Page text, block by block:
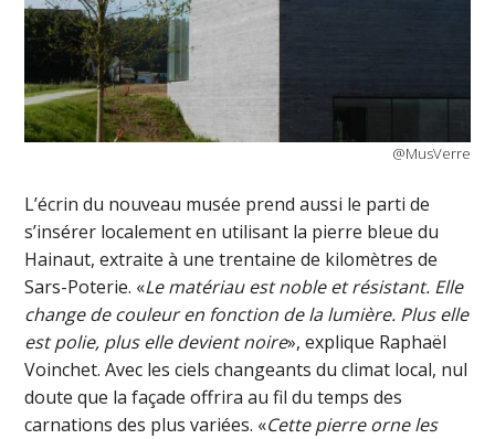
@MusVerre
L’écrin du nouveau musée prend aussi le parti de
s’insérer localement en utilisant la pierre bleue du
Hainaut, extraite à une trentaine de kilomètres de
Sars-Poterie. «Le matériau est noble et résistant. Elle
change de couleur en fonction de la lumière. Plus elle
est polie, plus elle devient noire», explique Raphaël
Voinchet. Avec les ciels changeants du climat local, nul
doute que la façade offrira au fil du temps des
carnations des plus variées. «Cette pierre orne les